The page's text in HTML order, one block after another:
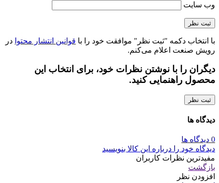
وب‌ سایت
با انتخاب دکمه "ثبت نظر" موافقت خود را با قوانین انتشار محتوا در
رویش صنعت اعلام می‌کنم.
دیگران را با نوشتن نظرات خود، برای انتخاب این
محصول راهنمایی کنید.
ثبت نظر
دیدگاه ها
0 دیدگاه ها
دیدگاه خود را درباره این کالا بنویسید
مفیدترین نظرات کاربران
بازگشت
افزودن نظر